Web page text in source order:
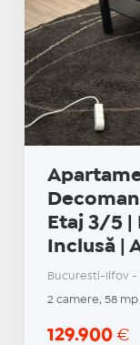
Etaj 3/5 |
Inclusă |
Bucuresti-Ilfov -
2 camere, 58
129.900 €